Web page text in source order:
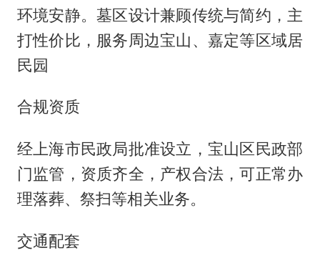
环境安静。墓区设计兼顾传统与简约，主
打性价比，服务周边宝山、嘉定等区域居
民园
合规资质
经上海市民政局批准设立，宝山区民政部
门监管，资质齐全，产权合法，可正常办
理落葬、祭扫等相关业务。
交通配套